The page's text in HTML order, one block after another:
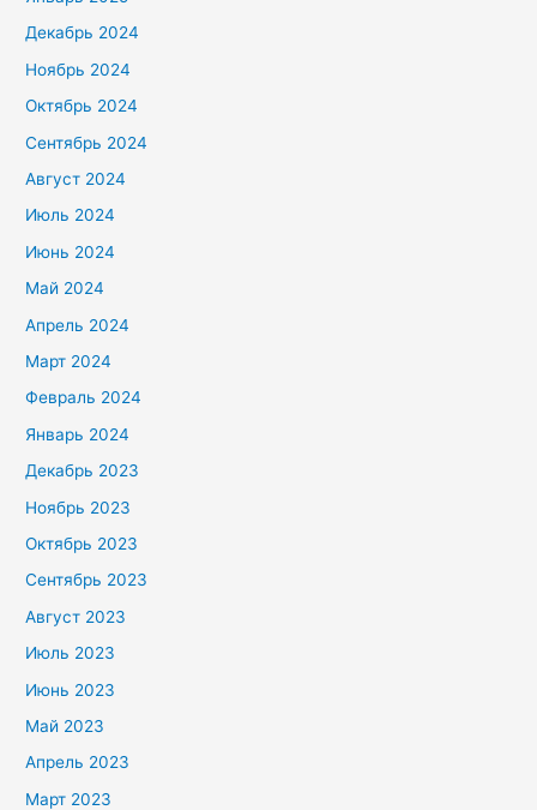
Декабрь 2024
Ноябрь 2024
Октябрь 2024
Сентябрь 2024
Август 2024
Июль 2024
Июнь 2024
Май 2024
Апрель 2024
Март 2024
Февраль 2024
Январь 2024
Декабрь 2023
Ноябрь 2023
Октябрь 2023
Сентябрь 2023
Август 2023
Июль 2023
Июнь 2023
Май 2023
Апрель 2023
Март 2023